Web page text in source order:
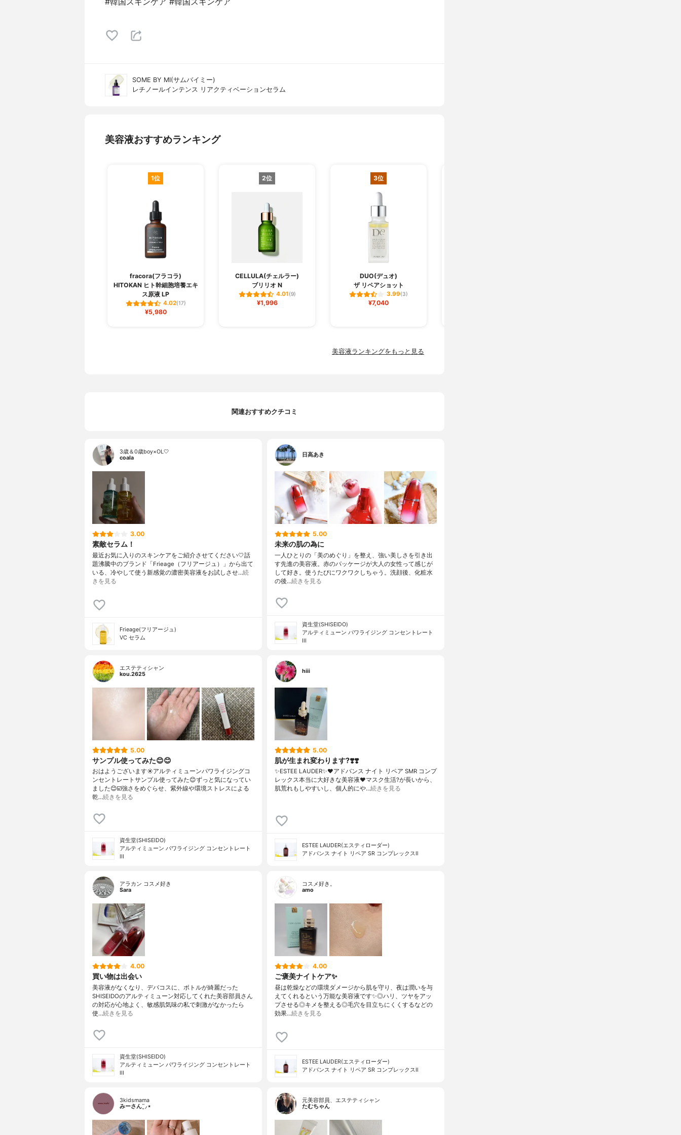
SOME BY MI(サムバイミー)
レチノールインテンス リアクティベーションセラム
美容液おすすめランキング
1位
fracora(フラコラ)
HITOKAN ヒト幹細胞培養エキ
ス原液 LP
4.02(17)
¥5,980
2位
CELLULA(チェルラー)
ブリリオ N
4.01(9)
¥1,996
3位
DUO(デュオ)
ザ リペアショット
3.99(3)
¥7,040
美容液ランキングをもっと見る
関連おすすめクチコミ
3歳＆0歳boy×OL🤍
coala
3.00
素敵セラム！
最近お気に入りのスキンケアをご紹介させてください🤍話
題沸騰中のブランド「Frieage（フリアージュ）」から出て
いる、冷やして使う新感覚の濃密美容液をお試しさせ…続
きを見る
Frieage(フリアージュ)
VC セラム
日高あき
5.00
未来の肌の為に
一人ひとりの「美のめぐり」を整え、強い美しさを引き出
す先進の美容液。赤のパッケージが大人の女性って感じが
して好き。使うたびにワクワクしちゃう。洗顔後、化粧水
の後…続きを見る
資生堂(SHISEIDO)
アルティミューン パワライジング コンセントレート
III
エステティシャン
kou.2625
5.00
サンプル使ってみた😊😊
おはようございます☀アルティミューンパワライジングコ
ンセントレートサンプル使ってみた😊ずっと気になってい
ました😊☑️強さをめぐらせ、紫外線や環境ストレスによる
乾…続きを見る
資生堂(SHISEIDO)
アルティミューン パワライジング コンセントレート
III
hiii
5.00
肌が生まれ変わります?❣️❣️
✨ESTEE LAUDER✨❤︎アドバンス ナイト リペア SMR コンプ
レックス本当に大好きな美容液❤️マスク生活?が長いから、
肌荒れもしやすいし、個人的にや…続きを見る
ESTEE LAUDER(エスティローダー)
アドバンス ナイト リペア SR コンプレックスⅡ
アラカン コスメ好き
Sara
4.00
買い物は出会い
美容液がなくなり、デバコスに、ボトルが綺麗だった
SHISEIDOのアルティミューン対応してくれた美容部員さん
の対応が心地よく、敏感肌気味の私で刺激がなかったら
使…続きを見る
資生堂(SHISEIDO)
アルティミューン パワライジング コンセントレート
III
コスメ好き。
amo
4.00
ご褒美ナイトケア✨
昼は乾燥などの環境ダメージから肌を守り、夜は潤いを与
えてくれるという万能な美容液です✨◎ハリ、ツヤをアッ
プさせる◎キメを整える◎毛穴を目立ちにくくするなどの
効果…続きを見る
ESTEE LAUDER(エスティローダー)
アドバンス ナイト リペア SR コンプレックスⅡ
3kidsmama
みーさん¨̮⸝⋆
元美容部員、エステティシャン
たむちゃん